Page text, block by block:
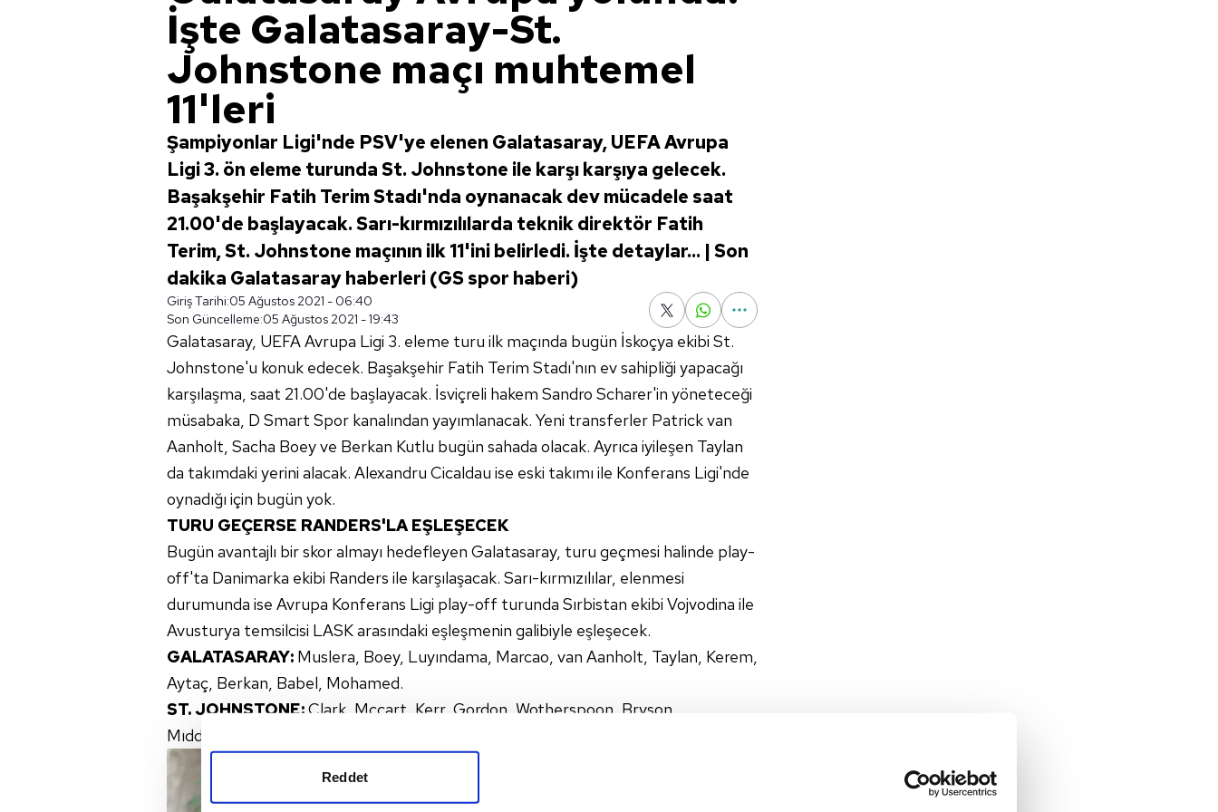
Reddet
İşte Galatasaray-St.
Johnstone maçı muhtemel
11'leri
Şampiyonlar Ligi'nde PSV'ye elenen Galatasaray, UEFA Avrupa
Ligi 3. ön eleme turunda St. Johnstone ile karşı karşıya gelecek.
Başakşehir Fatih Terim Stadı'nda oynanacak dev mücadele saat
21.00'de başlayacak. Sarı-kırmızılılarda teknik direktör Fatih
Terim, St. Johnstone maçının ilk 11'ini belirledi. İşte detaylar... | Son
dakika Galatasaray haberleri (GS spor haberi)
Giriş Tarihi:05 Ağustos 2021 - 06:40
Son Güncelleme:05 Ağustos 2021 - 19:43
Galatasaray, UEFA Avrupa Ligi 3. eleme turu ilk maçında bugün İskoçya ekibi St.
Johnstone'u konuk edecek. Başakşehir Fatih Terim Stadı'nın ev sahipliği yapacağı
karşılaşma, saat 21.00'de başlayacak. İsviçreli hakem Sandro Scharer'in yöneteceği
müsabaka, D Smart Spor kanalından yayımlanacak. Yeni transferler Patrick van
Aanholt, Sacha Boey ve Berkan Kutlu bugün sahada olacak. Ayrıca iyileşen Taylan
da takımdaki yerini alacak. Alexandru Cicaldau ise eski takımı ile Konferans Ligi'nde
oynadığı için bugün yok.
TURU GEÇERSE RANDERS'LA EŞLEŞECEK
Bugün avantajlı bir skor almayı hedefleyen Galatasaray, turu geçmesi halinde play-
off'ta Danimarka ekibi Randers ile karşılaşacak. Sarı-kırmızılılar, elenmesi
durumunda ise Avrupa Konferans Ligi play-off turunda Sırbistan ekibi Vojvodina ile
Avusturya temsilcisi LASK arasındaki eşleşmenin galibiyle eşleşecek.
GALATASARAY: Muslera, Boey, Luyındama, Marcao, van Aanholt, Taylan, Kerem,
Aytaç, Berkan, Babel, Mohamed.
ST. JOHNSTONE:Clark, Mccart, Kerr, Gordon, Wotherspoon, Bryson,
Mıddleton, Mccann, Rooney, Booth, Kane.